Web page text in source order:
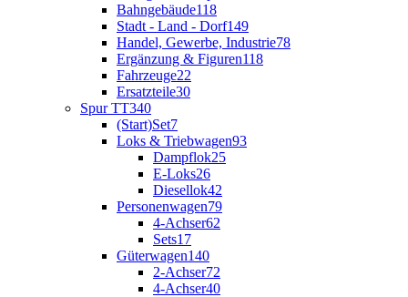
Bahngebäude118
Stadt - Land - Dorf149
Handel, Gewerbe, Industrie78
Ergänzung & Figuren118
Fahrzeuge22
Ersatzteile30
Spur TT340
(Start)Set7
Loks & Triebwagen93
Dampflok25
E-Loks26
Diesellok42
Personenwagen79
4-Achser62
Sets17
Güterwagen140
2-Achser72
4-Achser40